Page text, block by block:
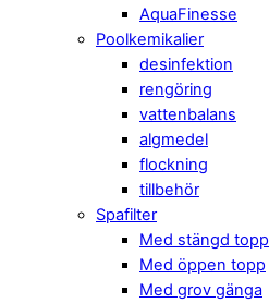
AquaFinesse
Poolkemikalier
desinfektion
rengöring
vattenbalans
algmedel
flockning
tillbehör
Spafilter
Med stängd topp
Med öppen topp
Med grov gänga